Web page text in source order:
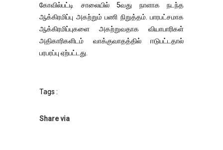
கோவில்பட்டி சாலையில் 5வது நாளாக நடந்த
ஆக்கிரமிப்பு அகற்றும் பணி நிறுத்தம். பாரபட்சமாக
ஆக்கிரமிப்புகளை அகற்றுவதாக வியாபாரிகள்
அதிகாரிகளிடம் வாக்குவாதத்தில் ஈடுபட்டதால்
பரபரப்பு ஏற்பட்டது.
Tags :
Share via